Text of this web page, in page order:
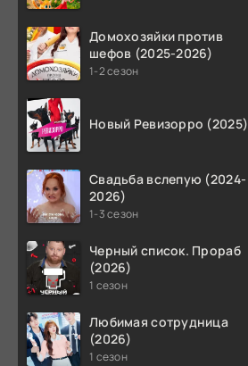
Домохозяйки против
шефов (2025-2026)
1-2 сезон
Новый Ревизорро (2025)
Свадьба вслепую (2024-
2026)
1-3 сезон
Черный список. Прораб
(2026)
1 сезон
Любимая сотрудница
(2026)
1 сезон